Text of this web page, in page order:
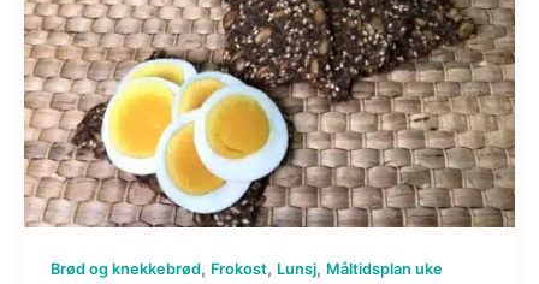
Brød og knekkebrød, Frokost, Lunsj, Måltidsplan uke